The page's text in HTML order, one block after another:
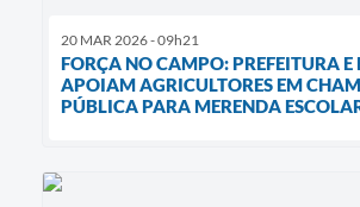
20 MAR 2026 - 09h21
FORÇA NO CAMPO: PREFEITURA E
APOIAM AGRICULTORES EM
PÚBLICA PARA MERENDA